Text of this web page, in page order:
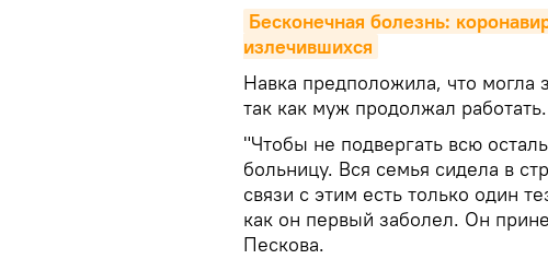
Бесконечная болезнь:
излечившихся
Навка предположила, что могла
так как муж продолжал работать.
"Чтобы не подвергать всю
больницу. Вся семья сидела в
связи с этим есть только один
как он первый заболел. Он
Пескова.